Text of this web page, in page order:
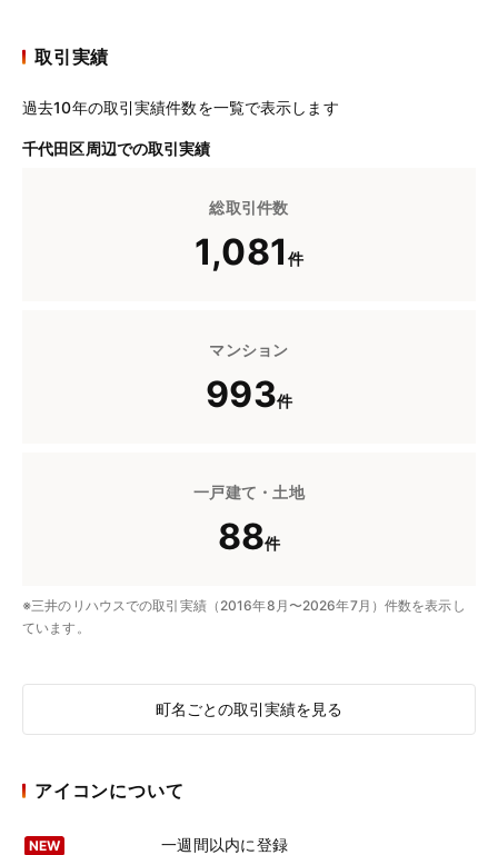
取引実績
過去10年の取引実績件数を一覧で表示します
千代田区周辺での取引実績
総取引件数
1,081 件
マンション
993件
一戸建て・土地
88件
※三井のリハウスでの取引実績（2016年8月〜2026年7月）件数を表示し
ています。
町名ごとの取引実績を見る
アイコンについて
NEW 一週間以内に登録